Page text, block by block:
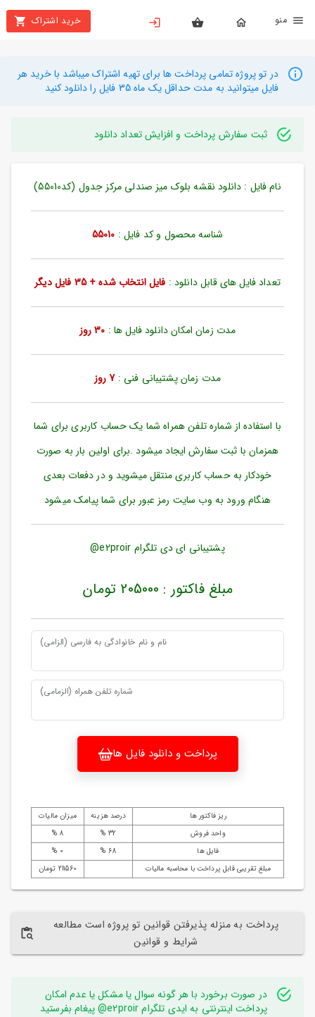
خرید اشتراک
بستن
محصولات
تهیه
راهنما
دانلود
کاربری
نام
بازیابی
رمز
مندی
ها
در تو پروژه تمامی پرداخت ها برای تهیه اشتراک میباشد با خرید هر
فایل میتوانید به مدت حداقل یک ماه 35 فایل را دانلود کنید
ثبت سفارش پرداخت و افزایش تعداد دانلود
نام فایل : دانلود نقشه بلوک میز صندلی مرکز جدول (کد55010)
شناسه محصول و کد فایل : 55010
تعداد فایل های قابل دانلود : فایل انتخاب شده + 35 فایل دیگر
مدت زمان امکان دانلود فایل ها : 30 روز
مدت زمان پشتیبانی فنی :7 روز
با استفاده از شماره تلفن همراه شما یک حساب کاربری برای شما
همزمان با ثبت سفارش ایجاد میشود .برای اولین بار به صورت
خودکار به حساب کاربری منتقل میشوید و در دفعات بعدی
هنگام ورود به وب سایت رمز عبور برای شما پیامک میشود
پشتیبانی ای دی تلگرام e2proir@
مبلغ فاکتور : 205000 تومان
نام و نام خانوادگی به فارسی (الزامی)
شماره تلفن همراه (الزمامی)
پرداخت و دانلود فایل ها
ریز فاکتور ها درصد هزینه
میزان مالیات
واحد فروش
32 %
8 %
فایل ها
68 %
0 %
مبلغ تقریبی قابل پرداخت با محاسبه مالیات
211560 تومان
پرداخت به منزله پذیرفتن قوانین تو پروژه است مطالعه
شرایط و قوانین
در صورت برخورد با هر گونه سوال یا مشکل یا عدم امکان
پرداخت اینترنتی به ایدی تلگرام e2proir@ پیغام بفرستید